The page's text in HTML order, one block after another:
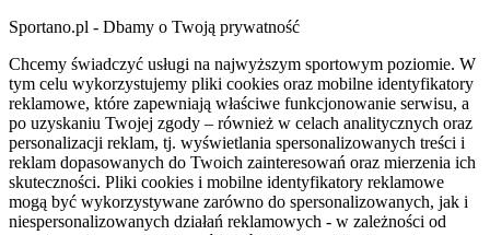
Sportano.pl - Dbamy o Twoją prywatność
Chcemy świadczyć usługi na najwyższym sportowym poziomie. W
tym celu wykorzystujemy pliki cookies oraz mobilne identyfikatory
reklamowe, które zapewniają właściwe funkcjonowanie serwisu, a
po uzyskaniu Twojej zgody – również w celach analitycznych oraz
personalizacji reklam, tj. wyświetlania spersonalizowanych treści i
reklam dopasowanych do Twoich zainteresowań oraz mierzenia ich
skuteczności. Pliki cookies i mobilne identyfikatory reklamowe
mogą być wykorzystywane zarówno do spersonalizowanych, jak i
niespersonalizowanych działań reklamowych - w zależności od